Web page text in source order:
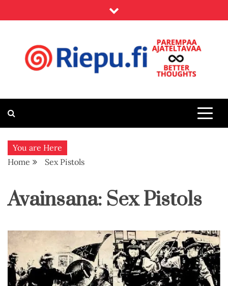
to
Riepu.fi
You are Here
Home
Sex Pistols
Avainsana: Sex Pistols